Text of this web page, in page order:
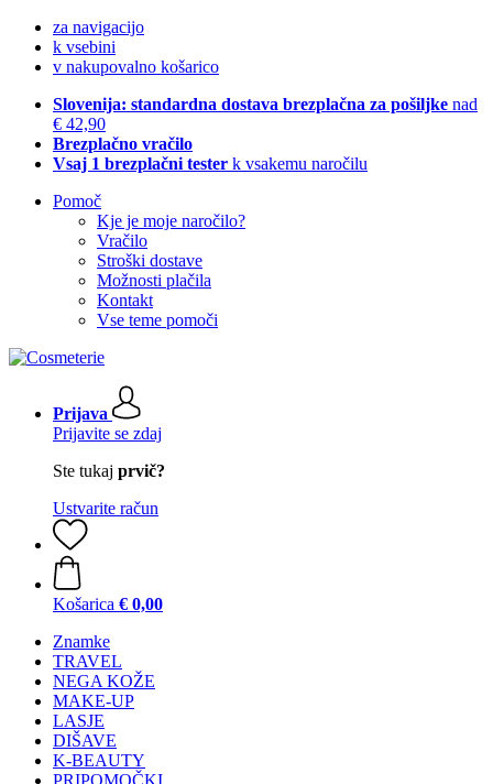
za navigacijo
k vsebini
v nakupovalno košarico
Slovenija: standardna dostava brezplačna za pošiljke nad
€ 42,90
Brezplačno vračilo
Vsaj 1 brezplačni tester k vsakemu naročilu
Pomoč
Kje je moje naročilo?
Vračilo
Stroški dostave
Možnosti plačila
Kontakt
Vse teme pomoči
Prijava
Prijavite se zdaj
Ste tukaj prvič?
Ustvarite račun
Košarica € 0,00
Znamke
TRAVEL
NEGA KOŽE
MAKE-UP
LASJE
DIŠAVE
K-BEAUTY
PRIPOMOČKI